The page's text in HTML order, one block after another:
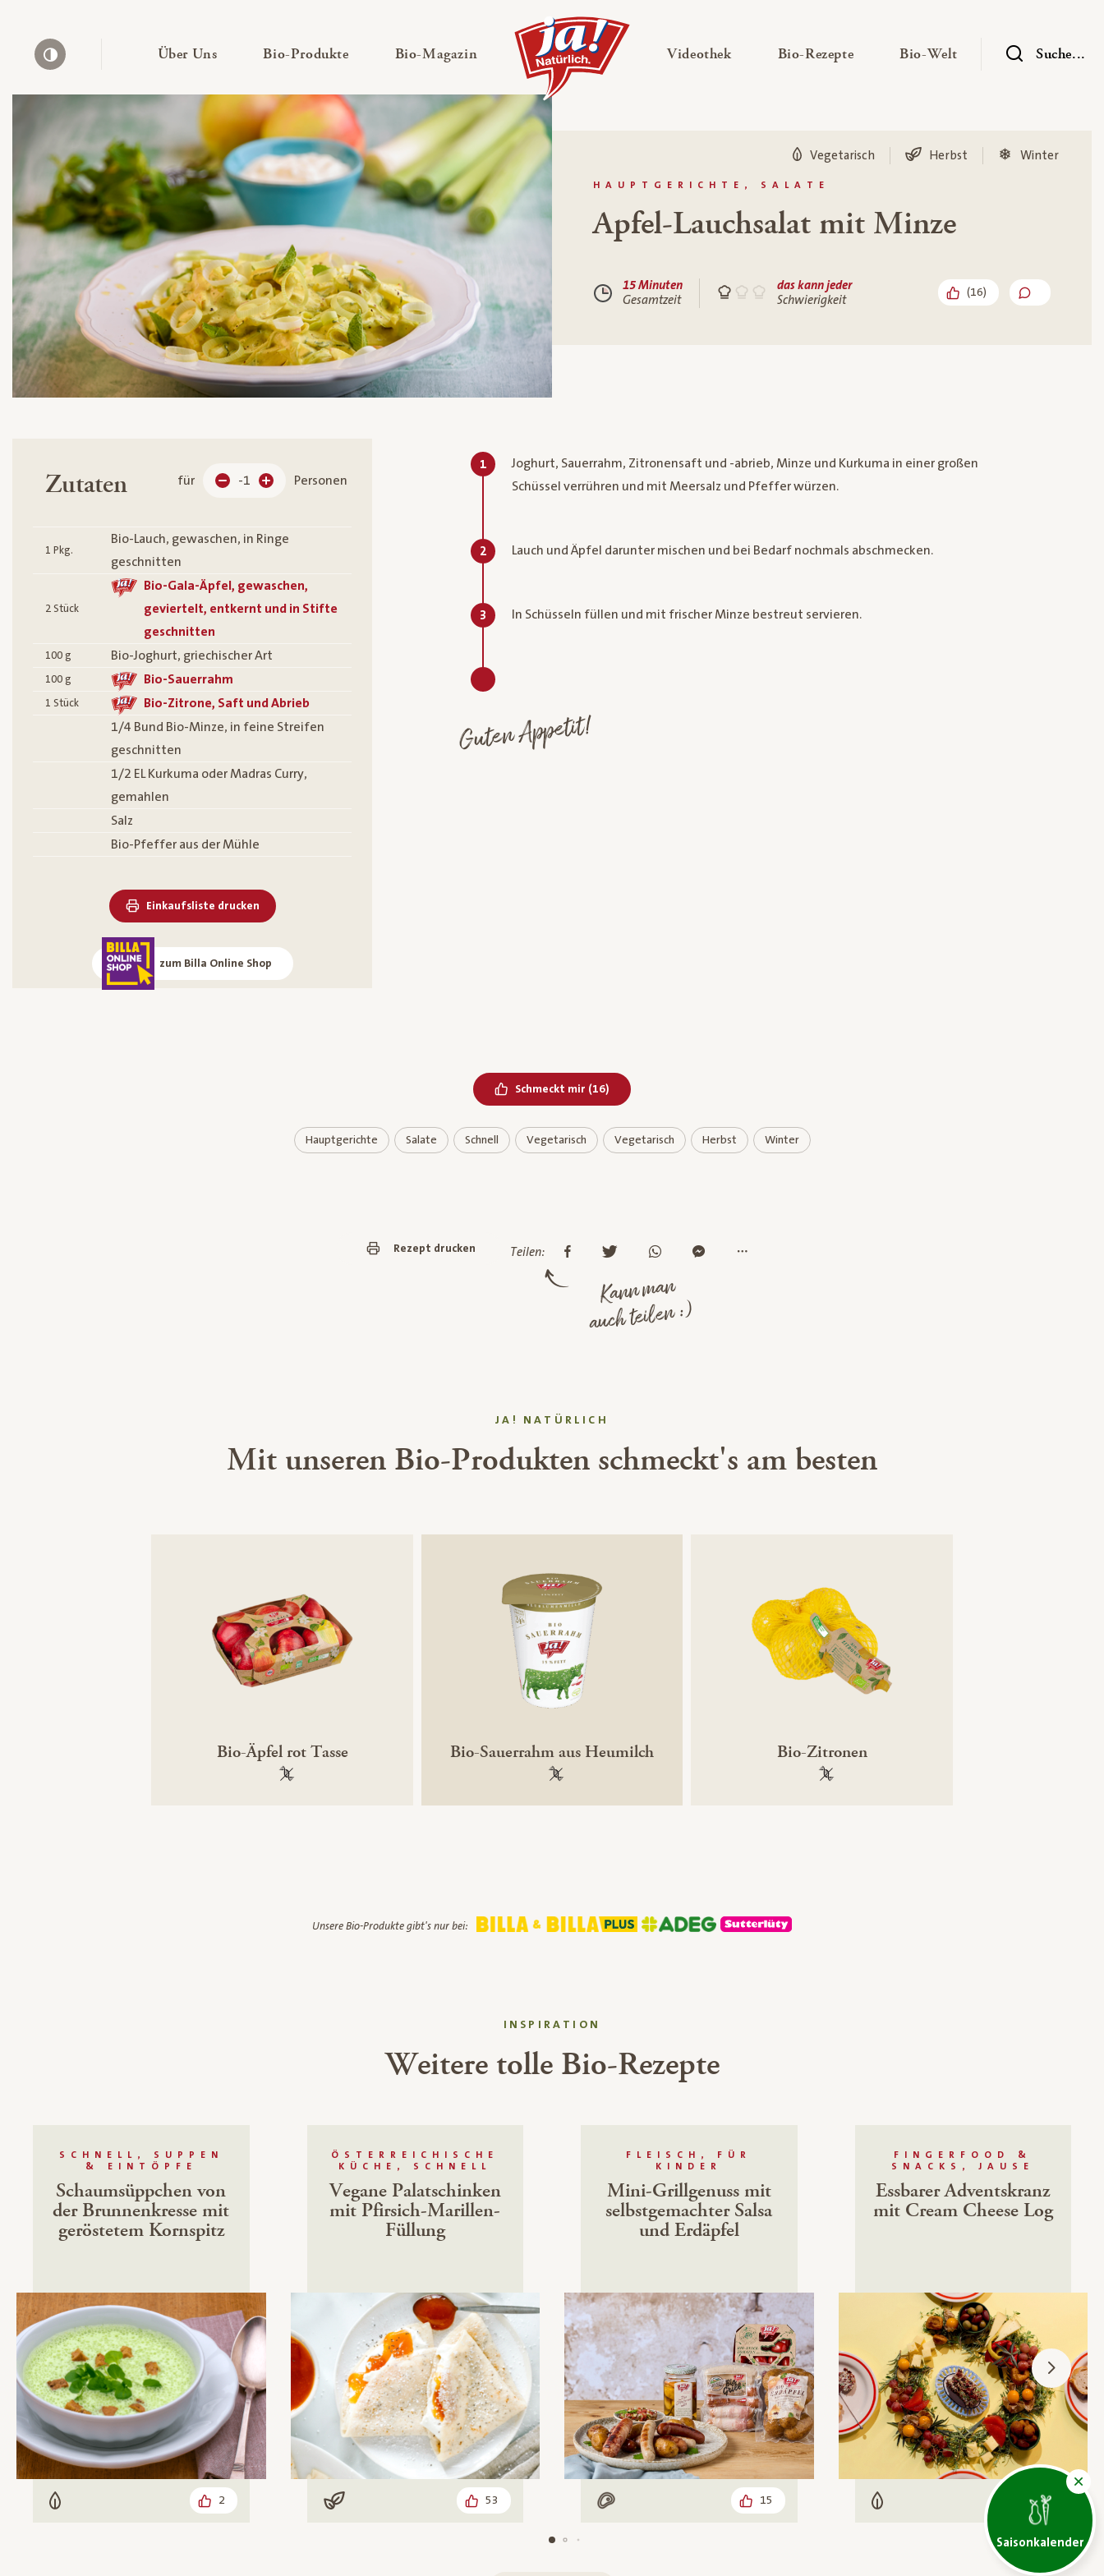
Über Uns— Untermenü ausklappen
Bio-Produkte— Untermenü ausklappen
Bio-Magazin — Untermenü ausklappen Videothek— Untermenü ausklappen
Bio-Rezepte— Untermenü ausklappen
Bio-Welt — UntermenüSuche...
Saisonkalender
HAUPTGERICHTE, SALATE
Vegetarisch Herbst Winter
Apfel-Lauchsalat mit Minze
15 Minuten
Gesamtzeit
das kann jeder
Schwierigkeit
(16)
Zutaten für -1 Personen
1 Pkg.
Bio-Lauch, gewaschen, in Ringe
geschnitten
2 Stück
Bio-Gala-Äpfel, gewaschen,
geviertelt, entkernt und in Stifte
geschnitten
100 g Bio-Joghurt, griechischer Art
100 g Bio-Sauerrahm
1 Stück
Bio-Zitrone, Saft und Abrieb
1/4 Bund Bio-Minze, in feine Streifen
geschnitten
1/2 EL Kurkuma oder Madras Curry,
gemahlen
Salz
Bio-Pfeffer aus der Mühle
Einkaufsliste drucken
zum Billa Online Shop
1
Joghurt, Sauerrahm, Zitronensaft und -abrieb, Minze und Kurkuma in einer großen
Schüssel verrühren und mit Meersalz und Pfeffer würzen.
2 Lauch und Äpfel darunter mischen und bei Bedarf nochmals abschmecken.
3 In Schüsseln füllen und mit frischer Minze bestreut servieren.
Guten Appetit!
Schmeckt mir Bereits geliked
(16)
Hauptgerichte Salate Schnell Vegetarisch Vegetarisch Herbst Winter
Rezept drucken Teilen:
Kann man
auch teilen :)
JA! NATÜRLICH
Mit unseren Bio-Produkten schmeckt's am besten
Bio-Äpfel rot Tasse
100 % gentechnikfrei
Bio-Sauerrahm aus Heumilch
100 % gentechnikfrei
Bio-Zitronen
100 % gentechnikfrei
Unsere Bio-Produkte gibt's nur bei:
INSPIRATION
Weitere tolle Bio-Rezepte
SCHNELL, SUPPEN
& EINTÖPFE
Schaumsüppchen von
der Brunnenkresse mit
geröstetem Kornspitz
Vegetarisch 2
ÖSTERREICHISCHE
KÜCHE, SCHNELL
Vegane Palatschinken
mit Pfirsich-Marillen-
Füllung
Vegan 53
FLEISCH, FÜR
KINDER
Mini-Grillgenuss mit
selbstgemachter Salsa
und Erdäpfel
Mit Fleisch 15
FINGERFOOD &
SNACKS, JAUSE
Essbarer Adventskranz
mit Cream Cheese Log
Vegetarisch 63